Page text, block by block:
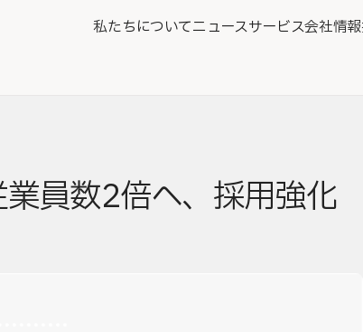
私たちについてニュースサービス会社情報
員数2倍へ、採用強化